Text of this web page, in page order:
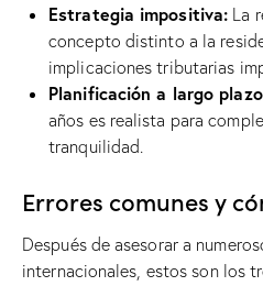
Estrategia impositiva: La
concepto distinto a la
implicaciones tributarias
Planificación a largo
años es realista para
tranquilidad.
Errores comunes y
Después de asesorar a
internacionales, estos son los